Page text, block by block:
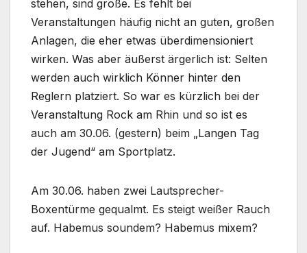
stehen, sind große. Es fehlt bei
Veranstaltungen häufig nicht an guten, großen
Anlagen, die eher etwas überdimensioniert
wirken. Was aber äußerst ärgerlich ist: Selten
werden auch wirklich Könner hinter den
Reglern platziert. So war es kürzlich bei der
Veranstaltung Rock am Rhin und so ist es
auch am 30.06. (gestern) beim „Langen Tag
der Jugend“ am Sportplatz.
Am 30.06. haben zwei Lautsprecher-
Boxentürme gequalmt. Es steigt weißer Rauch
auf. Habemus soundem? Habemus mixem?